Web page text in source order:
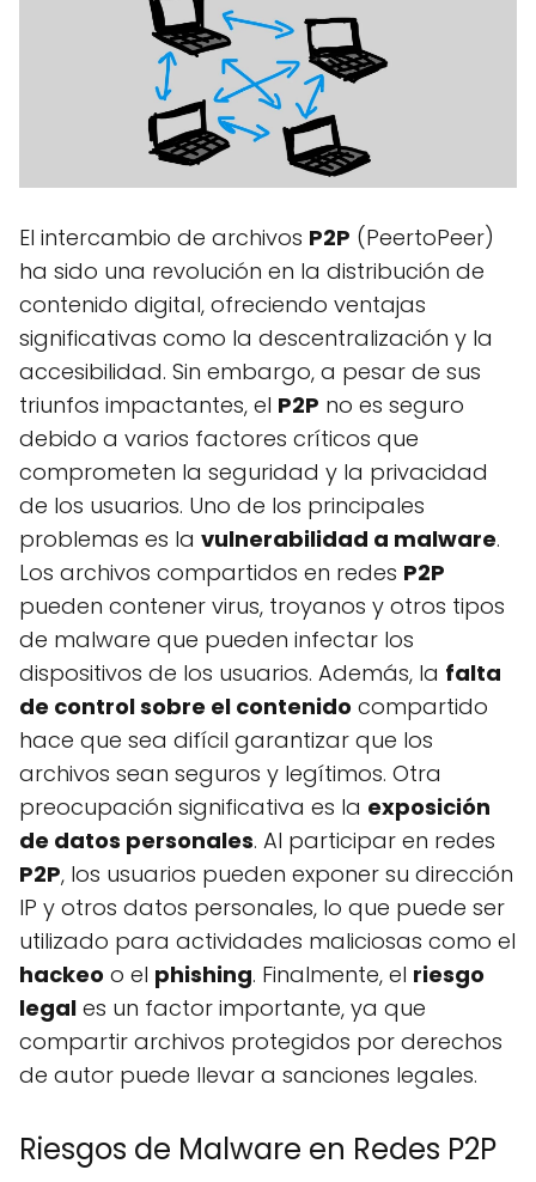
El intercambio de archivos P2P (PeertoPeer)
ha sido una revolución en la distribución de
contenido digital, ofreciendo ventajas
significativas como la descentralización y la
accesibilidad. Sin embargo, a pesar de sus
triunfos impactantes, el P2P no es seguro
debido a varios factores críticos que
comprometen la seguridad y la privacidad
de los usuarios. Uno de los principales
problemas es la vulnerabilidad a malware.
Los archivos compartidos en redes P2P
pueden contener virus, troyanos y otros tipos
de malware que pueden infectar los
dispositivos de los usuarios. Además, la falta
de control sobre el contenido compartido
hace que sea difícil garantizar que los
archivos sean seguros y legítimos. Otra
preocupación significativa es la exposición
de datos personales. Al participar en redes
P2P, los usuarios pueden exponer su dirección
IP y otros datos personales, lo que puede ser
utilizado para actividades maliciosas como el
hackeo o el phishing. Finalmente, el riesgo
legal es un factor importante, ya que
compartir archivos protegidos por derechos
de autor puede llevar a sanciones legales.
Riesgos de Malware en Redes P2P